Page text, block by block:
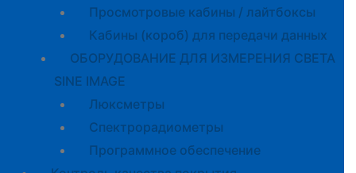
Просмотровые кабины / лайтбоксы
Кабины (короб) для передачи данных
ОБОРУДОВАНИЕ ДЛЯ ИЗМЕРЕНИЯ СВЕТА
SINE IMAGE
Люксметры
Спектрорадиометры
Программное обеспечение